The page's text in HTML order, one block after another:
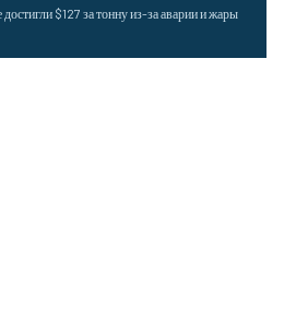
$127 за тонну из-за аварии и жары